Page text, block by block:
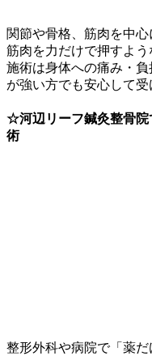
関節や骨格、筋肉を中
筋肉を力だけで押すよう
施術は身体への痛み・
が強い方でも安心して受
☆河辺リーフ鍼灸整骨院
術
整形外科や病院で「薬だ